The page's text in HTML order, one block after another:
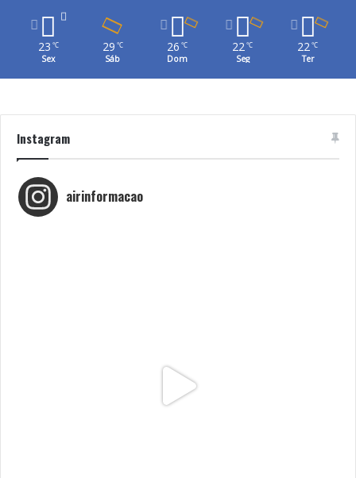
23 ℃
Sex
29 ℃
Sáb
26 ℃
Dom
22℃
Seg
22℃
Ter
Instagram
airinformacao